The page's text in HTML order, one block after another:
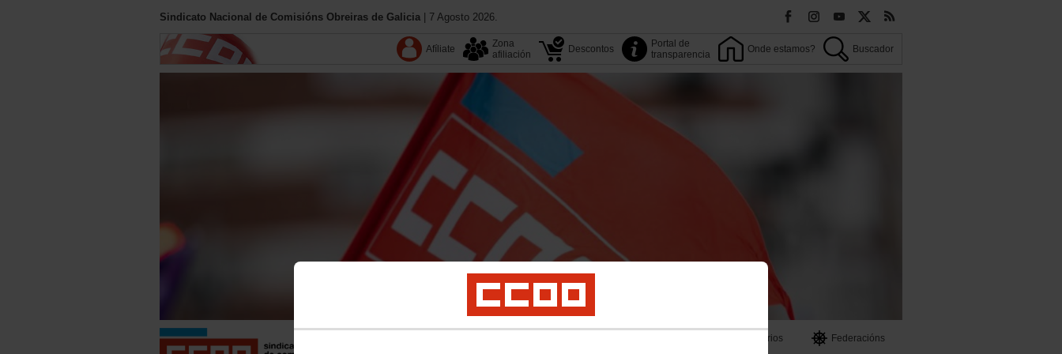
Sindicato Nacional de Comisións Obreiras de Galicia | 7 Agosto 2026.
Afíliate
Zona
afiliación
Descontos
Portal de
transparencia
Onde estamos? Buscador
Territorios
Federacións